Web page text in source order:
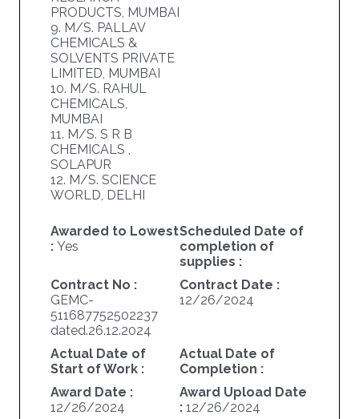
PRODUCTS, MUMBAI
9. M/S. PALLAV
CHEMICALS &
SOLVENTS PRIVATE
LIMITED, MUMBAI
10. M/S. RAHUL
CHEMICALS,
MUMBAI
11. M/S. S R B
CHEMICALS ,
SOLAPUR
12. M/S. SCIENCE
WORLD, DELHI
Awarded to Lowest
: Yes
Scheduled Date of
completion of
supplies :
Contract No :
GEMC-
511687752502237
dated.26.12.2024
Contract Date :
12/26/2024
Actual Date of
Start of Work :
Actual Date of
Completion :
Award Date :
12/26/2024
Award Upload Date
: 12/26/2024